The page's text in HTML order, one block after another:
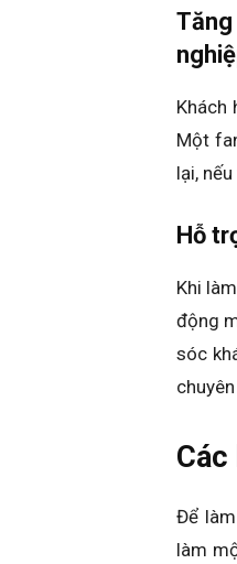
Khách
Một
lại,
Hỗ
Khi
động
sóc
Để
làm